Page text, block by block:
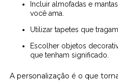
você ama.
Utilizar tapetes que
Escolher objetos decorativos que você coleciona ou
que tenham significado.
A personalização é o que